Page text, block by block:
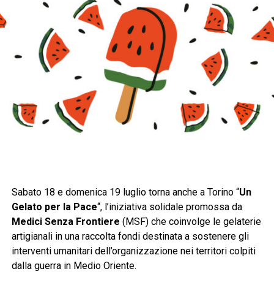
Sabato 18 e domenica 19 luglio torna anche a Torino “Un
Gelato per la Pace“, l’iniziativa solidale promossa da
Medici Senza Frontiere (MSF) che coinvolge le gelaterie
artigianali in una raccolta fondi destinata a sostenere gli
interventi umanitari dell’organizzazione nei territori colpiti
dalla guerra in Medio Oriente.